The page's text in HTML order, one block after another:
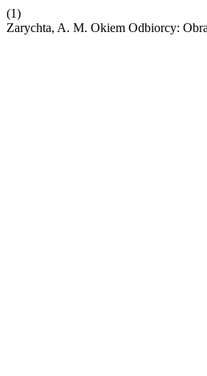
(1)
Zarychta, A. M. Okiem Odbiorcy: